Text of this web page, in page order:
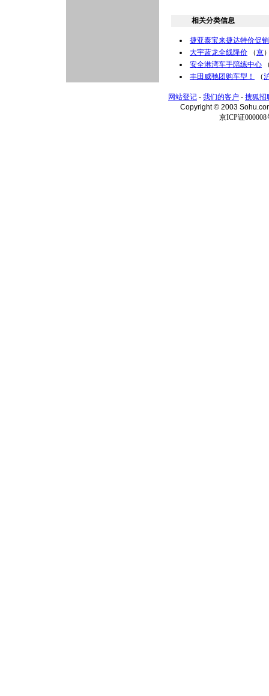
相关分类信息
捷亚泰宝来捷达特价促销
大宇蓝龙全线降价 （京
安全港湾车手陪练中心
丰田威驰团购车型！
（
网站登记 - 我们的客户 - 搜狐招
Copyright © 2003
京ICP证